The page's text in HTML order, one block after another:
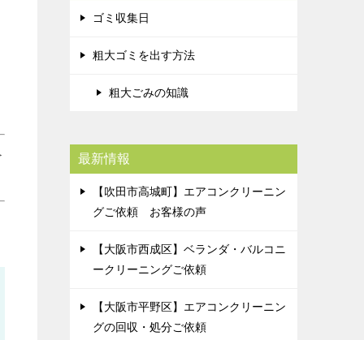
ゴミ収集日
粗大ゴミを出す方法
粗大ごみの知識
最新情報
【吹田市高城町】エアコンクリーニン
グご依頼 お客様の声
【大阪市西成区】ベランダ・バルコニ
ークリーニングご依頼
【大阪市平野区】エアコンクリーニン
グの回収・処分ご依頼